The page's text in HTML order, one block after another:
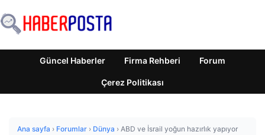
Güncel Haberler Firma Rehberi Forum
Çerez Politikası
Ana sayfa › Forumlar › Dünya › ABD ve İsrail yoğun hazırlık yapıyor